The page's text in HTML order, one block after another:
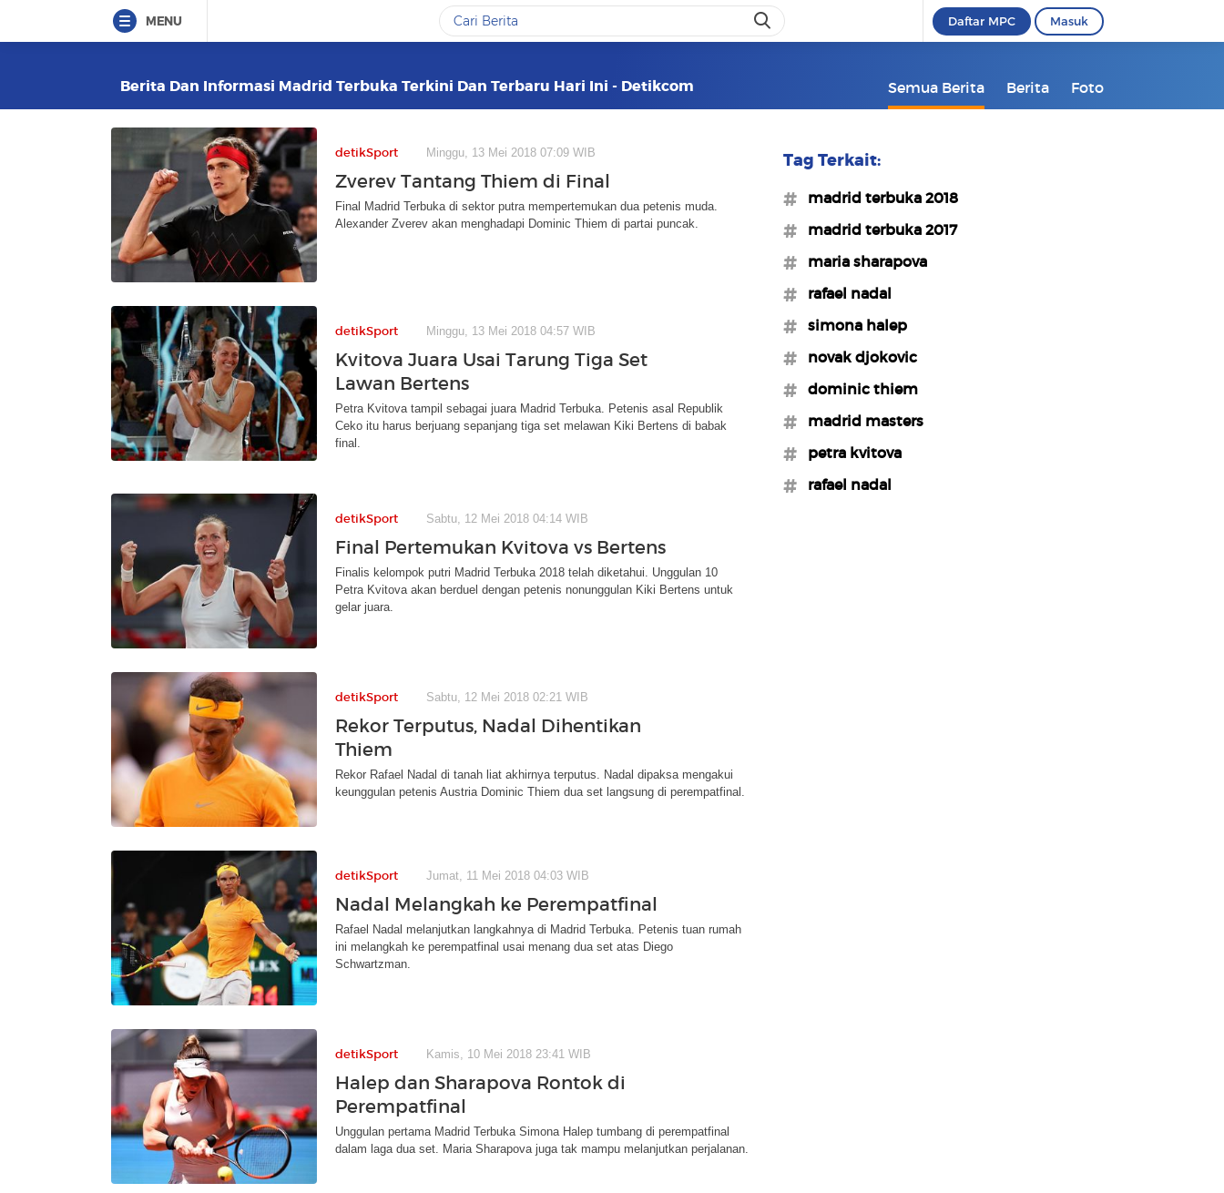
MENU Daftar MPC Masuk
Berita Dan Informasi Madrid Terbuka Terkini Dan Terbaru Hari Ini - Detikcom Semua Berita Berita Foto
detikSport Minggu, 13 Mei 2018 07:09 WIB
Zverev Tantang Thiem di Final
Final Madrid Terbuka di sektor putra mempertemukan dua petenis muda.
Alexander Zverev akan menghadapi Dominic Thiem di partai puncak.
detikSport Minggu, 13 Mei 2018 04:57 WIB
Kvitova Juara Usai Tarung Tiga Set
Lawan Bertens
Petra Kvitova tampil sebagai juara Madrid Terbuka. Petenis asal Republik
Ceko itu harus berjuang sepanjang tiga set melawan Kiki Bertens di babak
final.
detikSport Sabtu, 12 Mei 2018 04:14 WIB
Final Pertemukan Kvitova vs Bertens
Finalis kelompok putri Madrid Terbuka 2018 telah diketahui. Unggulan 10
Petra Kvitova akan berduel dengan petenis nonunggulan Kiki Bertens untuk
gelar juara.
detikSport Sabtu, 12 Mei 2018 02:21 WIB
Rekor Terputus, Nadal Dihentikan
Thiem
Rekor Rafael Nadal di tanah liat akhirnya terputus. Nadal dipaksa mengakui
keunggulan petenis Austria Dominic Thiem dua set langsung di perempatfinal.
detikSport Jumat, 11 Mei 2018 04:03 WIB
Nadal Melangkah ke Perempatfinal
Rafael Nadal melanjutkan langkahnya di Madrid Terbuka. Petenis tuan rumah
ini melangkah ke perempatfinal usai menang dua set atas Diego
Schwartzman.
detikSport Kamis, 10 Mei 2018 23:41 WIB
Halep dan Sharapova Rontok di
Perempatfinal
Unggulan pertama Madrid Terbuka Simona Halep tumbang di perempatfinal
dalam laga dua set. Maria Sharapova juga tak mampu melanjutkan perjalanan.
Tag Terkait:
#madrid terbuka 2018
#madrid terbuka 2017
#maria sharapova
#rafael nadal
#simona halep
#novak djokovic
#dominic thiem
#madrid masters
#petra kvitova
#rafael nadal